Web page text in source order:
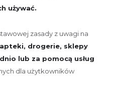
używać.
zasady z uwagi na
apteki, drogerie, sklepy
lub za pomocą usług
dla użytkowników